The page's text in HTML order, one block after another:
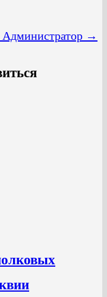
Администратор →